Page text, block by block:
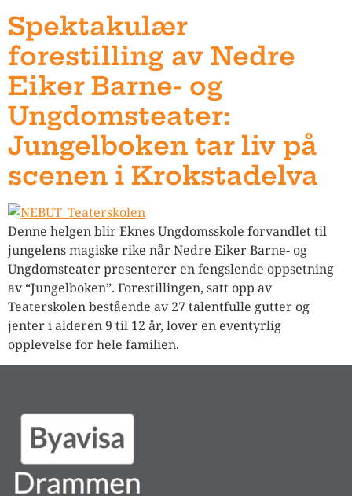
Spektakulær
forestilling av Nedre
Eiker Barne- og
Ungdomsteater:
Jungelboken tar liv på
scenen i Krokstadelva
Denne helgen blir Eknes Ungdomsskole forvandlet til
jungelens magiske rike når Nedre Eiker Barne- og
Ungdomsteater presenterer en fengslende oppsetning
av “Jungelboken”. Forestillingen, satt opp av
Teaterskolen bestående av 27 talentfulle gutter og
jenter i alderen 9 til 12 år, lover en eventyrlig
opplevelse for hele familien.